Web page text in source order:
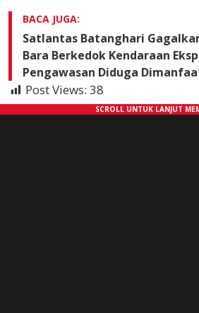
BACA JUGA:
Satlantas Batanghari
Bara Berkedok Kendaraan
Pengawasan Diduga
Post Views: 38